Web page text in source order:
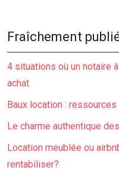
Fraîchement
4 situations où un notaire
achat
Baux location :
Le charme authentique
Location meublée ou
rentabiliser?